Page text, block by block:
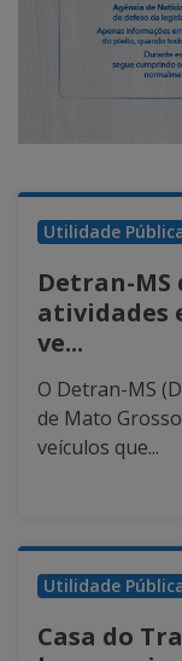
Utilidade
Detran-
atividades
ve...
O Detran-MS
de Mato
veículos que...
Utilidade
Casa do